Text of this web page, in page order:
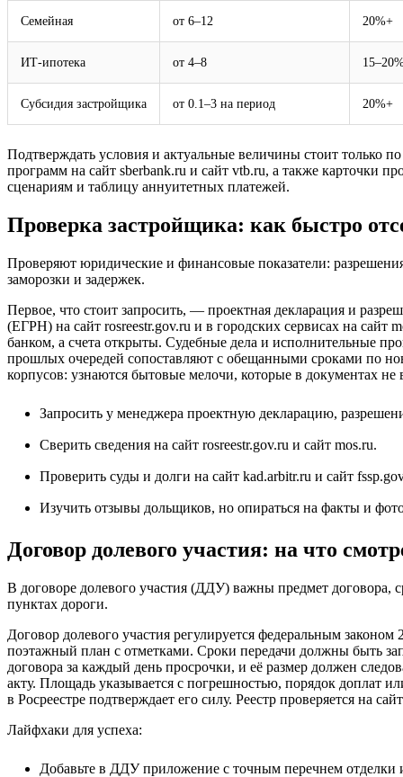
Семейная от 6–12 20%+
ИТ-ипотека от 4–8
Субсидия застройщика от 0.1–3 на период 20%+
Подтверждать условия и актуальные величины стоит только
программ на сайт sberbank.ru и сайт vtb.ru, а также карточки
сценариям и таблицу аннуитетных платежей.
Проверка застройщика: как быстро
Проверяют юридические и финансовые показатели:
заморозки и задержек.
Первое, что стоит запросить, — проектная декларация и
(ЕГРН) на сайт rosreestr.gov.ru и в городских сервисах на сайт
банком, а счета открыты. Судебные дела и исполнительные
прошлых очередей сопоставляют с обещанными сроками по
корпусов: узнаются бытовые мелочи, которые в документах не
Запросить у менеджера проектную декларацию,
Сверить сведения на сайт rosreestr.gov.ru и сайт mos.ru.
Проверить суды и долги на сайт kad.arbitr.ru и сайт
Изучить отзывы дольщиков, но опираться на факты и
Договор долевого участия: на что
В договоре долевого участия (ДДУ) важны предмет договора,
пунктах дороги.
Договор долевого участия регулируется федеральным
поэтажный план с отметками. Сроки передачи должны быть
договора за каждый день просрочки, и её размер должен
акту. Площадь указывается с погрешностью, порядок доплат
в Росреестре подтверждает его силу. Реестр проверяется на сайт
Лайфхаки для успеха:
Добавьте в ДДУ приложение с точным перечнем отделки